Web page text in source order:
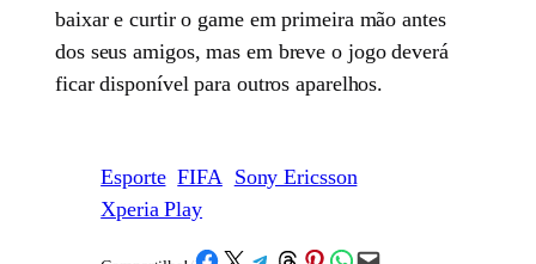
baixar e curtir o game em primeira mão antes
dos seus amigos, mas em breve o jogo deverá
ficar disponível para outros aparelhos.
Esporte FIFA Sony Ericsson
Xperia Play
Share on Facebook
Share on X Share on Telegram
Share on Threads
Share on Pinterest
Share on WhatsApp
Email this Page